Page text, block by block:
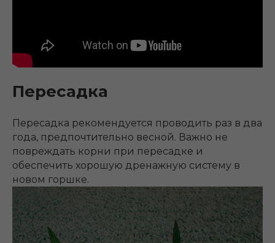
Пересадка
Пересадка рекомендуется проводить раз в два
года, предпочтительно весной. Важно не
повреждать корни при пересадке и
обеспечить хорошую дренажную систему в
новом горшке.